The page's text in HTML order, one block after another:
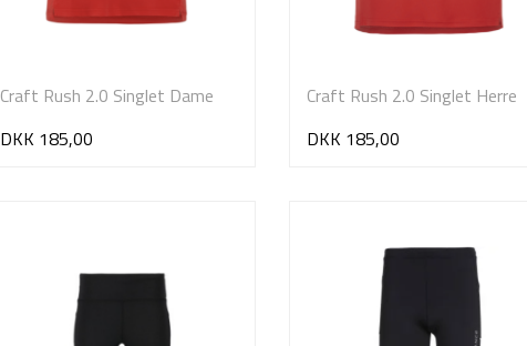
Craft Rush 2.0 Singlet Dame
DKK 185,00
Craft Rush 2.0 Singlet Herre
DKK 185,00